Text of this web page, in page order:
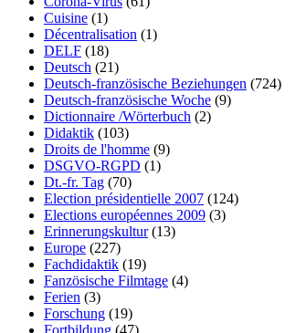
Cuisine (1)
Décentralisation (1)
DELF (18)
Deutsch (21)
Deutsch-französische Beziehungen (724)
Deutsch-französische Woche (9)
Dictionnaire /Wörterbuch (2)
Didaktik (103)
Droits de l'homme (9)
DSGVO-RGPD (1)
Dt.-fr. Tag (70)
Election présidentielle 2007 (124)
Elections européennes 2009 (3)
Erinnerungskultur(13)
Europe (227)
Fachdidaktik (19)
Fanzösische Filmtage (4)
Ferien (3)
Forschung (19)